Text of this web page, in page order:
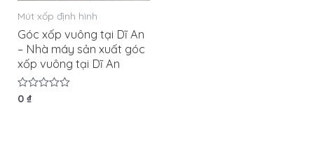
Mút xốp định hình
Góc xốp vuông tại Dĩ An
– Nhà máy sản xuất góc
xốp vuông tại Dĩ An
Được
0₫